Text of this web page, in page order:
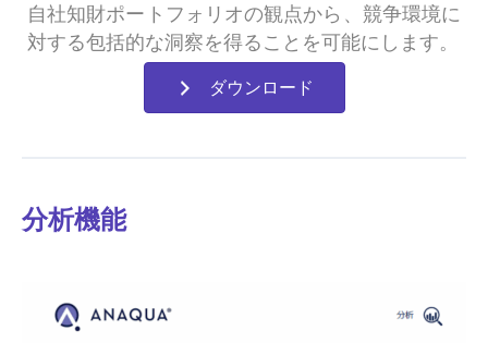
自社知財ポートフォリオの観点から、競争環境に
対する包括的な洞察を得ることを可能にします。
ダウンロード
分析機能